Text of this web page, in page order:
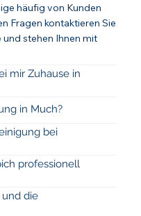
häufig von Kunden
Fragen kontaktieren Sie
und stehen Ihnen mit
mir Zuhause in
in Much?
bei
professionell
die